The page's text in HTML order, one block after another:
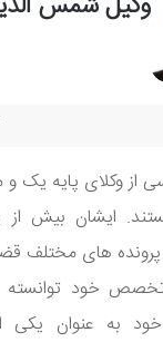
از وکلای پایه یک
ایشان بیش
های مختلف
تخصص خود
به عنوان یکی